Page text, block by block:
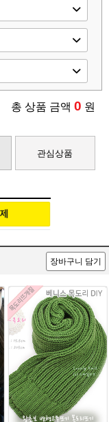
총 상품 금액 0 원
관심상품
장바구니 담기